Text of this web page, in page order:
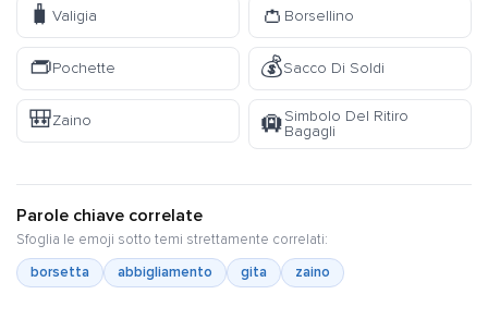
🧳 Valigia 👛 Borsellino
👝Pochette 💰Sacco Di Soldi
🎒Zaino 🛄Simbolo Del Ritiro
Bagagli
Parole chiave correlate
Sfoglia le emoji sotto temi strettamente correlati:
borsetta
abbigliamento gita zaino